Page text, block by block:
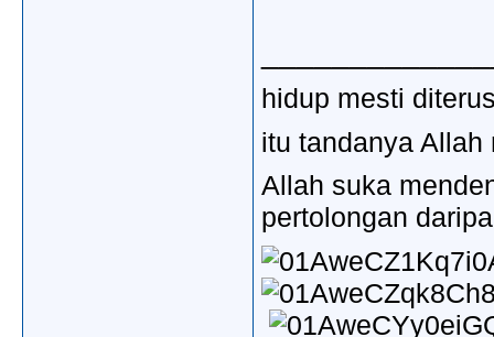
hidup mesti
itu tandanya
Allah suka
pertolongan